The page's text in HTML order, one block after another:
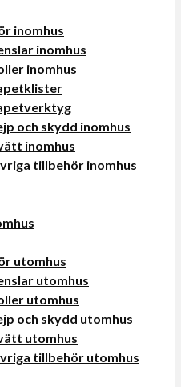
inomhus
inomhus
inomhus
och skydd inomhus
inomhus
tillbehör inomhus
utomhus
utomhus
utomhus
och skydd utomhus
utomhus
tillbehör utomhus